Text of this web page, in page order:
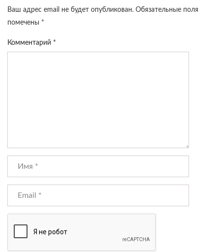
Ваш адрес email не будет опубликован. Обязательные поля
помечены *
Комментарий *